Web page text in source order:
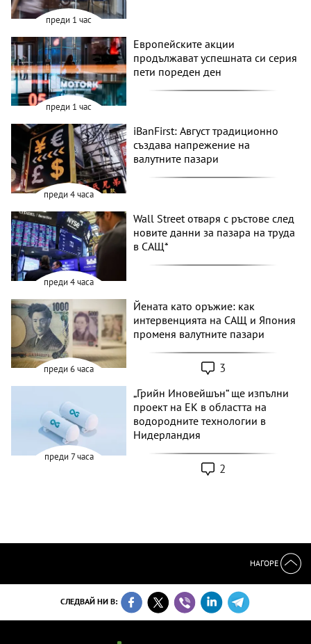
преди 1 час
преди 1 час
Европейските акции
продължават успешната си серия
пети пореден ден
преди 4 часа
iBanFirst: Август традиционно
създава напрежение на
валутните пазари
преди 4 часа
Wall Street отваря с ръстове след
новите данни за пазара на труда
в САЩ*
преди 6 часа
Йената като оръжие: как
интервенцията на САЩ и Япония
променя валутните пазари
3
преди 7 часа
„Грийн Иновейшън“ ще изпълни
проект на ЕК в областта на
водородните технологии в
Нидерландия
2
НАГОРЕ
СЛЕДВАЙ НИ В: